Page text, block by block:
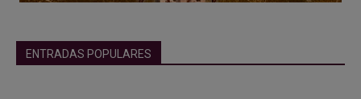
ENTRADAS POPULARES